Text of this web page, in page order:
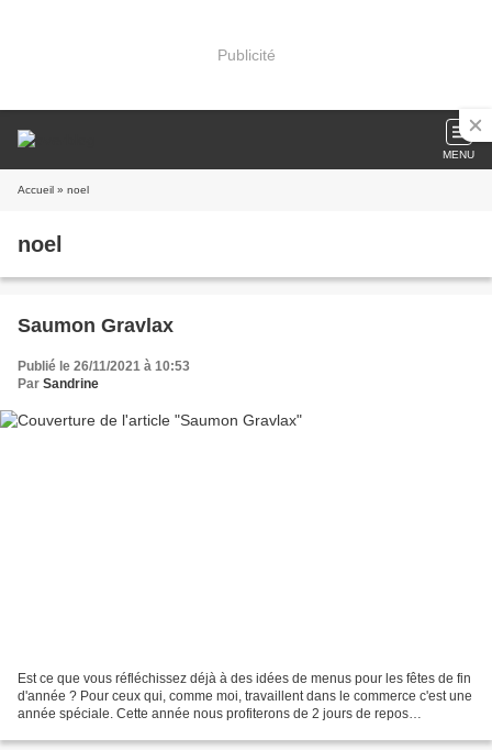
Publicité
MENU
Accueil » noel
noel
Saumon Gravlax
Publié le 26/11/2021 à 10:53
Par Sandrine
Est ce que vous réfléchissez déjà à des idées de menus pour les fêtes de fin
d'année ? Pour ceux qui, comme moi, travaillent dans le commerce c'est une
année spéciale. Cette année nous profiterons de 2 jours de repos